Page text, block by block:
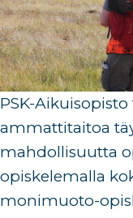
PSK-
ammattitaitoa
mahdollisuutta
opiskelemalla
monimuoto-